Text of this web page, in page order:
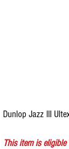
Dunlop Jazz III
This item is